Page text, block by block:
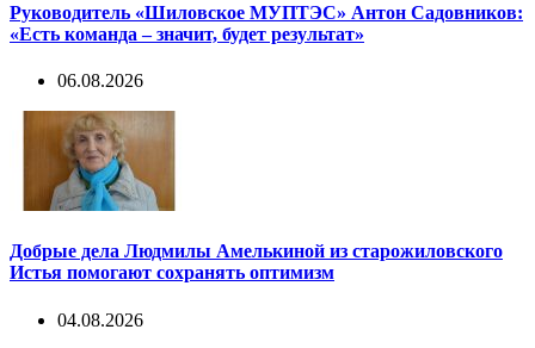
Руководитель «Шиловское МУПТЭС» Антон Садовников:
«Есть команда – значит, будет результат»
06.08.2026
Добрые дела Людмилы Амелькиной из старожиловского
Истья помогают сохранять оптимизм
04.08.2026